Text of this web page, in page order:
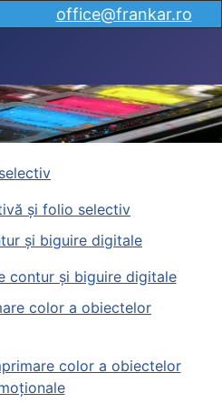
office@frankar.ro
și folio selectiv
contur și biguire digitale
color a obiectelor